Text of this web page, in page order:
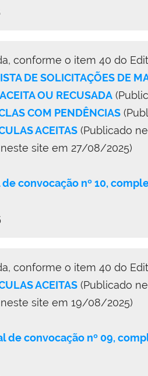
conforme o item 40 do
DE SOLICITAÇÕES DE
OU RECUSADA
COM PENDÊNCIAS
ACEITAS (Publicado
site em 27/08/2025)
convocação nº 10,
conforme o item 40 do
ACEITAS (Publicado
site em 19/08/2025)
convocação nº 09,